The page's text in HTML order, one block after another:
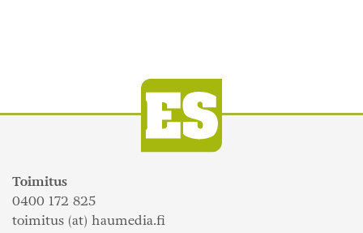
Toimitus
0400 172 825
toimitus (at) haumedia.fi